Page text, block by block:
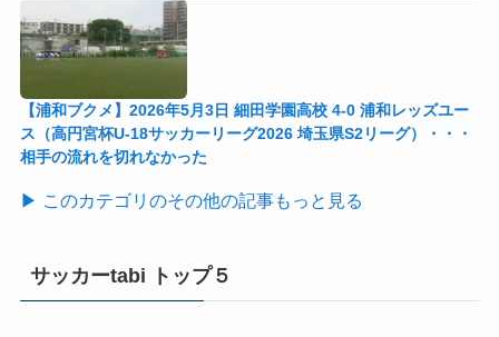
【浦和ブクメ】2026年5月3日 細田学園高校 4-0 浦和レッズユー
ス（高円宮杯U-18サッカーリーグ2026 埼玉県S2リーグ）・・・
相手の流れを切れなかった
▶ このカテゴリのその他の記事もっと見る
サッカーtabi トップ５